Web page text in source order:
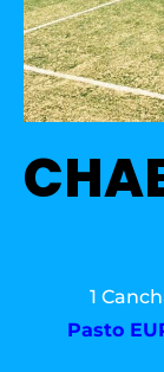
1
Pasto